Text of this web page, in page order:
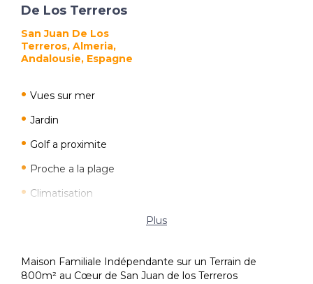
De Los Terreros
San Juan De Los
Terreros, Almeria,
Andalousie, Espagne
Vues sur mer
Jardin
Golf a proximite
Proche a la plage
Climatisation
Electricite
Plus
Maison Familiale Indépendante sur un Terrain de
800m² au Cœur de San Juan de los Terreros